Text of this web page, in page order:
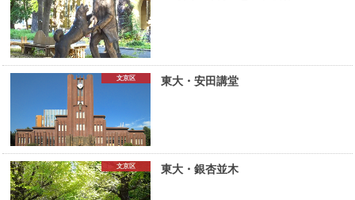
文京区 東大・安田講堂
文京区 東大・銀杏並木